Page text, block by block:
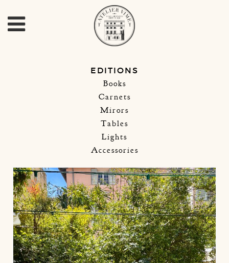
EDITIONS
Books
Carnets
Mirors
Tables
Lights
Accessories